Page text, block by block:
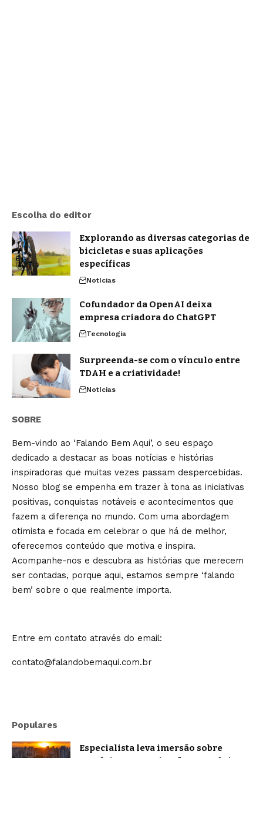
Escolha do editor
Explorando as diversas categorias de
bicicletas e suas aplicações
específicas
Notícias
Cofundador da OpenAI deixa
empresa criadora do ChatGPT
Tecnologia
Surpreenda-se com o vínculo entre
TDAH e a criatividade!
Notícias
SOBRE
Bem-vindo ao ‘Falando Bem Aqui’, o seu espaço
dedicado a destacar as boas notícias e histórias
inspiradoras que muitas vezes passam despercebidas.
Nosso blog se empenha em trazer à tona as iniciativas
positivas, conquistas notáveis e acontecimentos que
fazem a diferença no mundo. Com uma abordagem
otimista e focada em celebrar o que há de melhor,
oferecemos conteúdo que motiva e inspira.
Acompanhe-nos e descubra as histórias que merecem
ser contadas, porque aqui, estamos sempre ‘falando
bem’ sobre o que realmente importa.
Entre em contato através do email:
contato@falandobemaqui.com.br
Populares
Especialista leva imersão sobre
oratória e comunicação estratégica a